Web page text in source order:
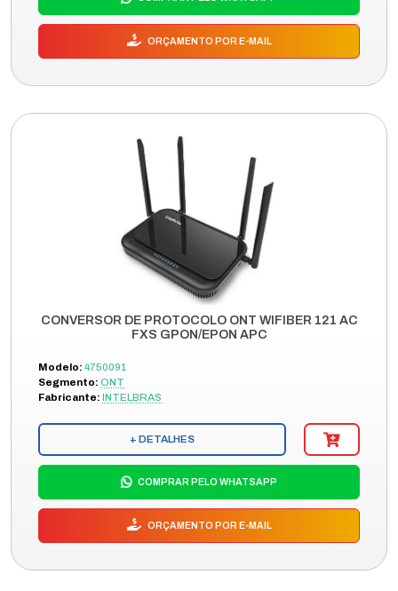
ORÇAMENTO POR E-MAIL
CONVERSOR DE PROTOCOLO ONT WIFIBER 121 AC
FXS GPON/EPON APC
Modelo: 4750091
Segmento: ONT
Fabricante: INTELBRAS
+ DETALHES
COMPRAR PELO WHATSAPP
ORÇAMENTO POR E-MAIL